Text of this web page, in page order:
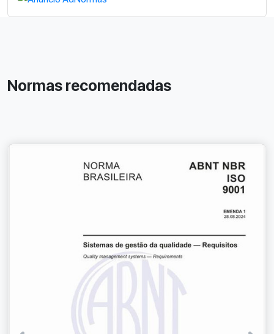
Normas recomendadas